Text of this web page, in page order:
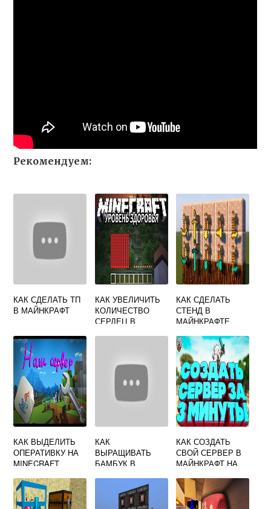
Рекомендуем:
КАК СДЕЛАТЬ ТП
В МАЙНКРАФТ
КАК УВЕЛИЧИТЬ
КОЛИЧЕСТВО
СЕРДЕЦ В
КАК СДЕЛАТЬ
СТЕНД В
МАЙНКРАФТЕ
КАК ВЫДЕЛИТЬ
ОПЕРАТИВКУ НА
MINECRAFT
КАК
ВЫРАЩИВАТЬ
БАМБУК В
КАК СОЗДАТЬ
СВОЙ СЕРВЕР В
МАЙНКРАФТ НА